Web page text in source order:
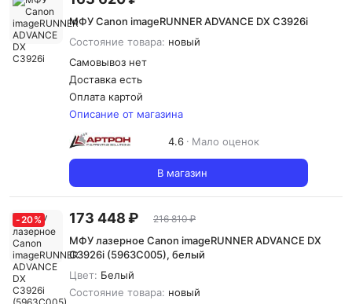
МФУ Canon imageRUNNER ADVANCE DX C3926i
Состояние товара: новый
Самовывоз нет
Доставка есть
Оплата картой
Описание от магазина
4.6 Мало оценок
В магазин
-20% 173 448 ₽ 216 810 ₽
МФУ лазерное Canon imageRUNNER ADVANCE DX
C3926i (5963C005), белый
Цвет: Белый
Состояние товара: новый